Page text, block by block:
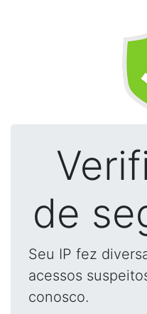
de
Seu IP fez
acessos
conosco.